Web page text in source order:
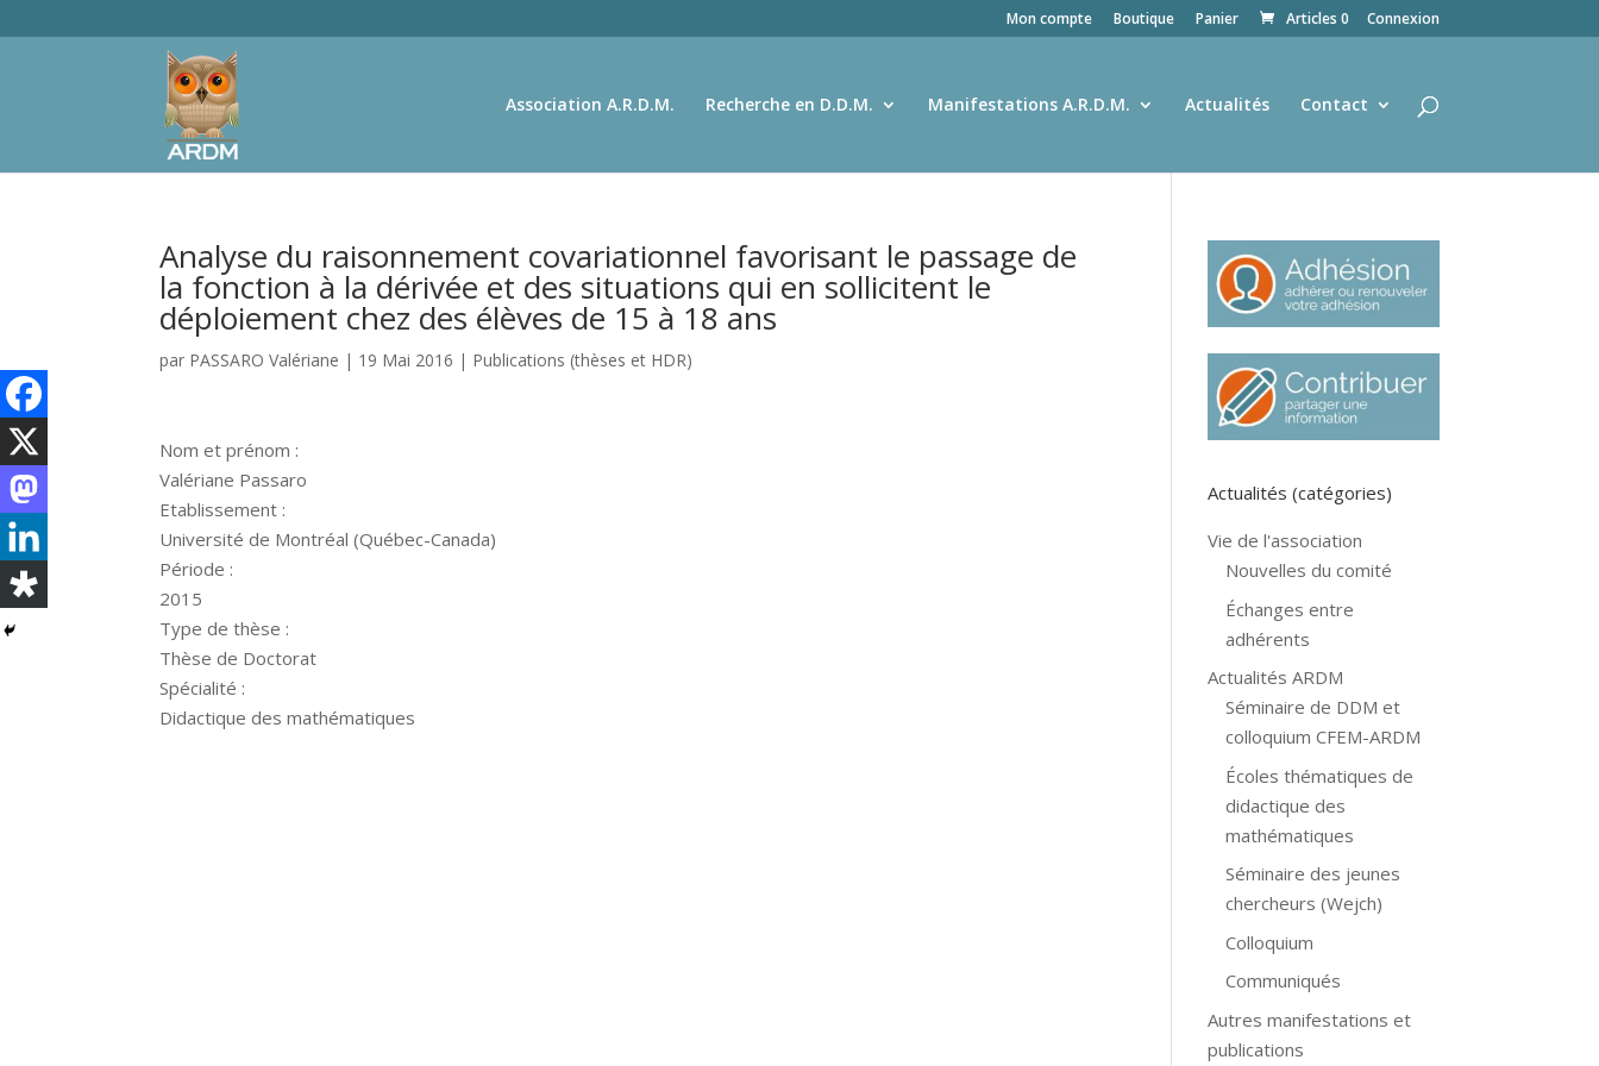
Connexion
Mon compte Boutique Panier Articles 0
Association A.R.D.M. Recherche en D.D.M. Manifestations A.R.D.M. Actualités Contact
Analyse du raisonnement covariationnel favorisant le passage de
la fonction à la dérivée et des situations qui en sollicitent le
déploiement chez des élèves de 15 à 18 ans
par PASSARO Valériane | 19 Mai 2016 | Publications (thèses et HDR)
Nom et prénom :
Valériane Passaro
Etablissement :
Université de Montréal (Québec-Canada)
Période :
2015
Type de thèse :
Thèse de Doctorat
Spécialité :
Didactique des mathématiques
Actualités (catégories)
Vie de l'association
Nouvelles du comité
Échanges entre
adhérents
Actualités ARDM
Séminaire de DDM et
colloquium CFEM-ARDM
Écoles thématiques de
didactique des
mathématiques
Séminaire des jeunes
chercheurs (Wejch)
Colloquium
Communiqués
Autres manifestations et
publications